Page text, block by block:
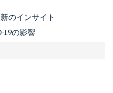
のインサイト
19の影響